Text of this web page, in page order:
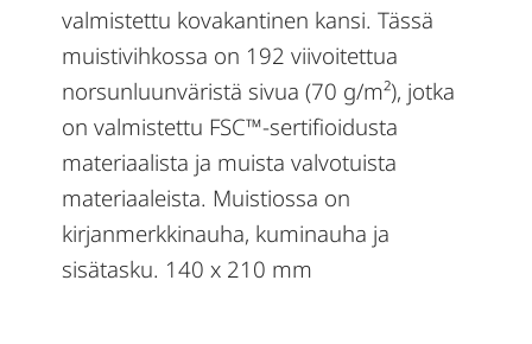
valmistettu kovakantinen kansi. Tässä
muistivihkossa on 192 viivoitettua
norsunluunväristä sivua (70 g/m²), jotka
on valmistettu FSC™-sertifioidusta
materiaalista ja muista valvotuista
materiaaleista. Muistiossa on
kirjanmerkkinauha, kuminauha ja
sisätasku. 140 x 210 mm